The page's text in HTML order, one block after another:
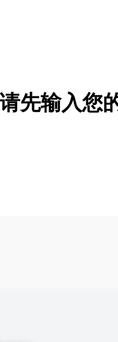
/删除选项
请先输入您